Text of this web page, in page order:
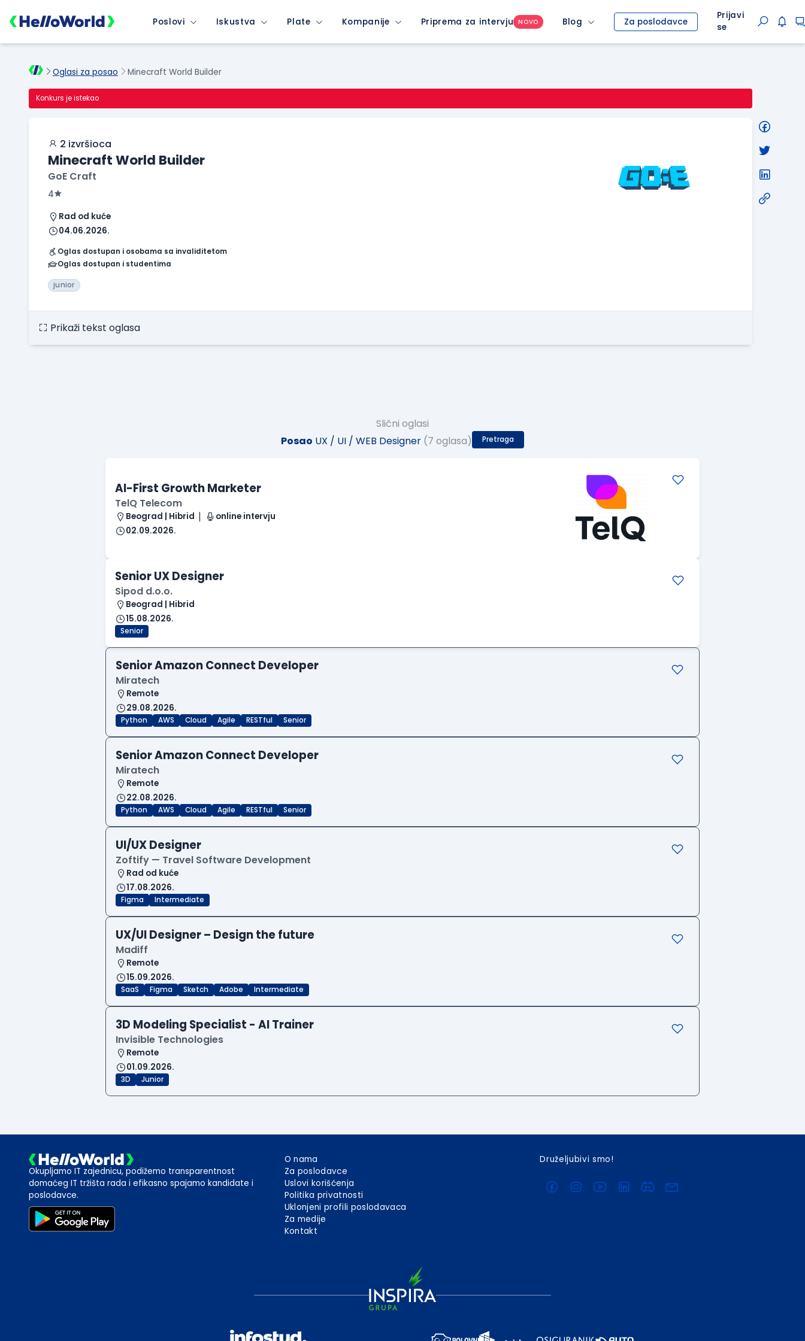
Poslovi Iskustva Plate Kompanije Priprema za intervju NOVO Blog Za poslodavce
Prijavi
se
Oglasi za posao Minecraft World Builder
Konkurs je istekao
2 izvršioca
Minecraft World Builder
GoE Craft
4
Rad od kuće
04.06.2026.
Oglas dostupan i osobama sa invaliditetom
Oglas dostupan i studentima
junior
Prikaži tekst oglasa
Slični oglasi
Posao UX / UI / WEB Designer (7 oglasa) Pretraga
AI-First Growth Marketer
TelQ Telecom
Beograd | Hibrid
online intervju
02.09.2026.
Senior UX Designer
Sipod d.o.o.
Beograd | Hibrid
15.08.2026.
Senior
Senior Amazon Connect Developer
Miratech
Remote
29.08.2026.
Python AWS Cloud Agile RESTful Senior
Senior Amazon Connect Developer
Miratech
Remote
22.08.2026.
Python AWS Cloud Agile RESTful Senior
UI/UX Designer
Zoftify — Travel Software Development
Rad od kuće
17.08.2026.
Figma Intermediate
UX/UI Designer – Design the future
Madiff
Remote
15.09.2026.
SaaS Figma Sketch Adobe Intermediate
3D Modeling Specialist - AI Trainer
Invisible Technologies
Remote
01.09.2026.
3D Junior
Okupljamo IT zajednicu, podižemo transparentnost
domaćeg IT tržišta rada i efikasno spajamo kandidate i
poslodavce.
O nama
Za poslodavce
Uslovi korišćenja
Politika privatnosti
Uklonjeni profili poslodavaca
Za medije
Kontakt
Druželjubivi smo!